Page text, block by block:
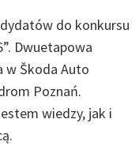
do konkursu
Dwuetapowa
w Škoda Auto
Poznań.
wiedzy, jak i